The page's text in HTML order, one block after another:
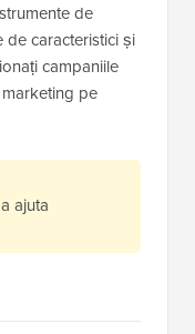
de
de caracteristici și
campaniile
pe
ajuta